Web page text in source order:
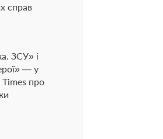
справ
ЗСУ» і
— у
Times про